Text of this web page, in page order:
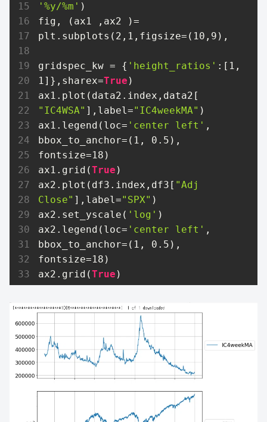
'%y/%m' )
fig, (ax1 ,ax2 )=
plt.subplots( 2 , 1 ,figsize=( 10 , 9 ),
gridspec_kw = { 'height_ratios' :[ 1
1]},sharex=True )
ax1.plot(data2.index,data2[
"IC4WSA" ],label="IC4weekMA" )
ax1.legend(loc= 'center left' ,
bbox_to_anchor=( 1 , 0.5 ),
fontsize=18 )
ax1.grid(True )
ax2.plot(df3.index,df3[ "Adj
Close" ],label="SPX" )
ax2.set_yscale( 'log' )
ax2.legend(loc= 'center left' ,
bbox_to_anchor=( 1 , 0.5 ),
fontsize=18 )
ax2.grid(True )